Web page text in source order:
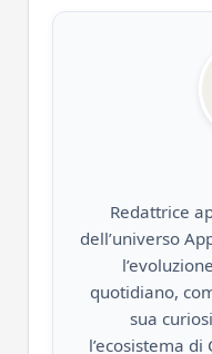
Redattrice
dell’universo
quotidiano,
sua
l’ecosistema